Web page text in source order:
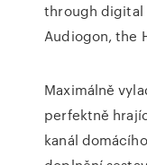
through digital
Audiogon, the
Maximálně
perfektně
kanál